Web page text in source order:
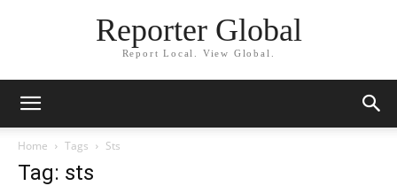
Reporter Global
Report Local. View Global.
Home Tags Sts
Tag: sts